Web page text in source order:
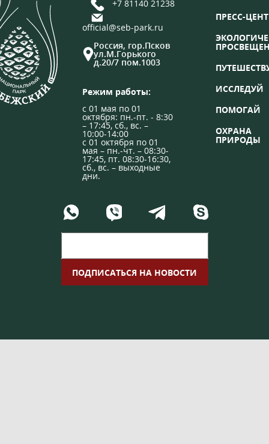
+7 81140 21238
official@seb-park.ru
Россия, гор.Псков
ул.М.Горького
д.20/7 пом.1003
Режим работы:
с 01 мая по 01
октября: пн.-пт. - 8:30
– 17:45, сб., вс. –
10:00-14:00
с 01 октября по 01
мая – пн.-чт. – 08:30-
17:45, пт. 08:30-16:30,
сб., вс. – выходные
дни.
ПРЕСС-
ИССЛЕДУЙ
ПОМОГАЙ
ОХРАНА
ПРИРОДЫ